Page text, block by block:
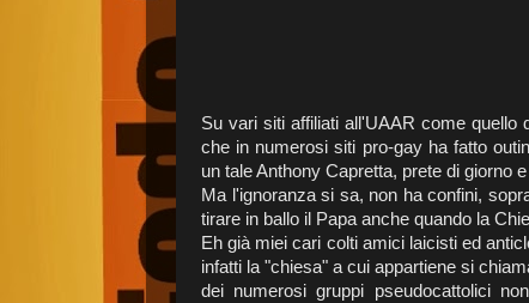
Su vari siti affiliati all'UAAR come quello
che in numerosi siti pro-gay ha fatto
un tale Anthony Capretta, prete di giorno
Ma l'ignoranza si sa, non ha confini,
tirare in ballo il Papa anche quando la
Eh già miei cari colti amici laicisti ed
infatti la "chiesa" a cui appartiene si
dei numerosi gruppi pseudocattolici